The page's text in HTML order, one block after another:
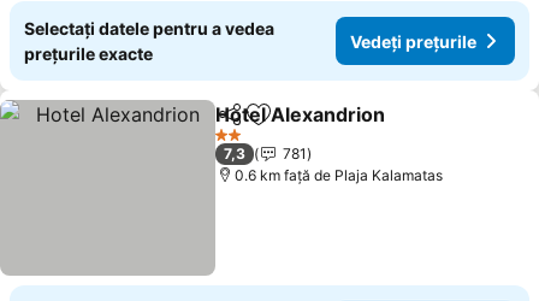
Selectați datele pentru a vedea
prețurile exacte
Vedeți prețurile
DistribuițiAdăugaţi la favorite
Hotel Alexandrion
2 Stele
7,3
781
0.6 km faţă de Plaja Kalamatas